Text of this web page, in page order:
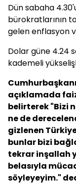
Dün sabaha
bürokratlarının
gelen enflasyon
Dolar güne 4.24
kademeli
açıklamada
belirterek "Bizi
ne de
gizlenen
bunlar bizi
tekrar inşallah
belasıyla
söyleyeyim."